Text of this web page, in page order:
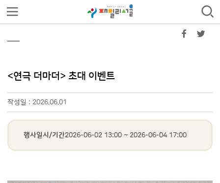
<연극 더마더> 초대 이벤트
작성일 : 2026.06.01
행사일시/기간2026-06-02 13:00 ~ 2026-06-04 17:00